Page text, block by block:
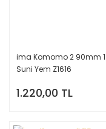
ima Komomo 2 90mm
Suni Yem Z1616
1.220,00 TL